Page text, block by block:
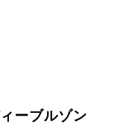
ーブルゾン